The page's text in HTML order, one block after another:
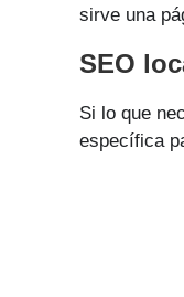
sirve una
SEO
Si lo que
específica